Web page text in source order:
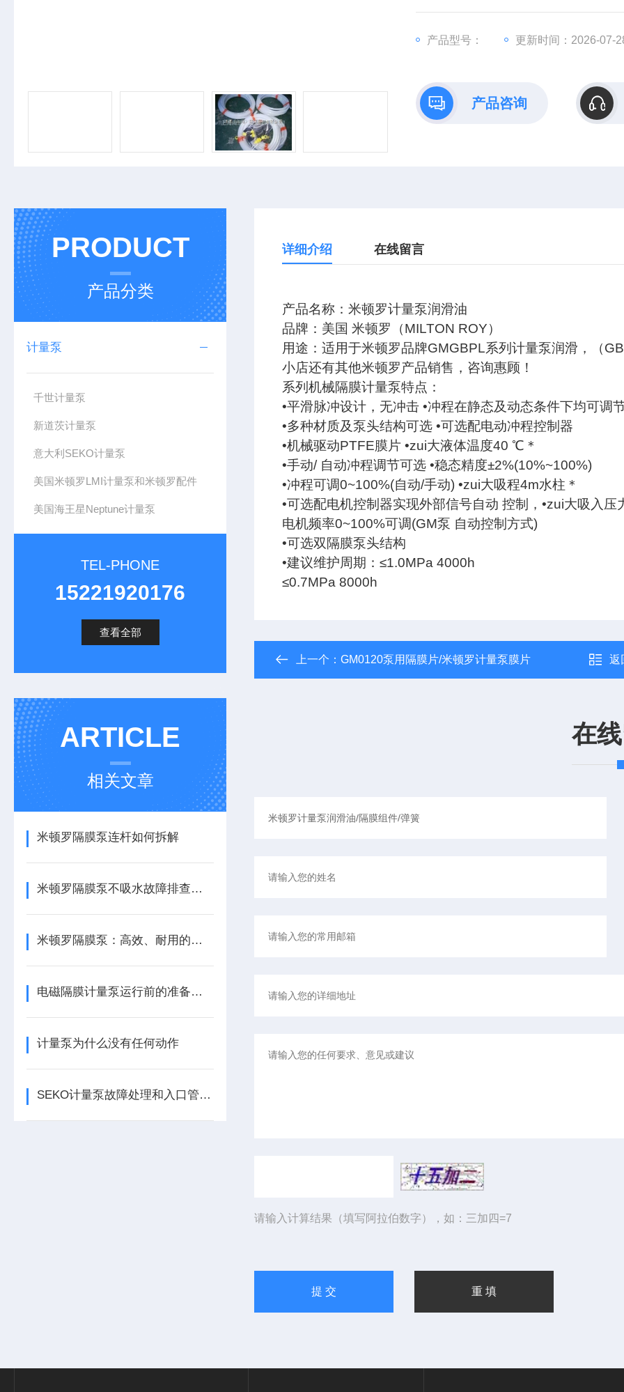
产品型号： 更新时间：2026-07-
产品咨询
PRODUCT
产品分类
计量泵
千世计量泵
新道茨计量泵
意大利SEKO计量泵
美国米顿罗LMI计量泵和米顿罗配件
美国海王星Neptune计量泵
TEL-PHONE
15221920176
查看全部
ARTICLE
相关文章
米顿罗隔膜泵连杆如何拆解
米顿罗隔膜泵不吸水故障排查与解决方案
米顿罗隔膜泵：高效、耐用的流体输送专家
电磁隔膜计量泵运行前的准备工作
计量泵为什么没有任何动作
SEKO计量泵故障处理和入口管路说明
详细介绍 在线留言
产品名称：米顿罗计量泵润滑油
品牌：美国 米顿罗（MILTON ROY）
用途：适用于米顿罗品牌GMGBPL系列计量泵润滑，（
小店还有其他米顿罗产品销售，咨询惠顾！
系列机械隔膜计量泵特点：
•平滑脉冲设计，无冲击 •冲程在静态及动态条件下均可调
•多种材质及泵头结构可选 •可选配电动冲程控制器
•机械驱动PTFE膜片 •zui大液体温度40 ℃＊
•手动/ 自动冲程调节可选 •稳态精度±2%(10%~100%)
•冲程可调0~100%(自动/手动) •zui大吸程4m水柱＊
•可选配电机控制器实现外部信号自动 控制，•zui大吸入压
电机频率0~100%可调(GM泵 自动控制方式)
•可选双隔膜泵头结构
•建议维护周期：≤1.0MPa 4000h
≤0.7MPa 8000h
上一个： GM0120泵用隔膜片/米顿罗计量泵膜片 返
在
请输入计算结果（填写阿拉伯数字），如：三加四=7